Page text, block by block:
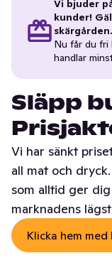
Vi bjuder
kunder!
skärgården.
Nu får du fri
handlar
Släpp
Vi har sänkt
all mat och
som alltid ger
marknadens
Klicka hem